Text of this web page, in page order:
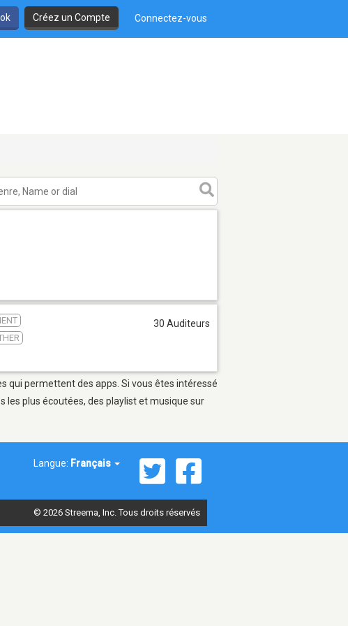
Créez un Compte Connectez-vous
30 Auditeurs
qui permettent des apps. Si vous êtes intéressé
les plus écoutées, des playlist et musique sur
Langue: Français
© 2026 Streema, Inc. Tous droits réservés